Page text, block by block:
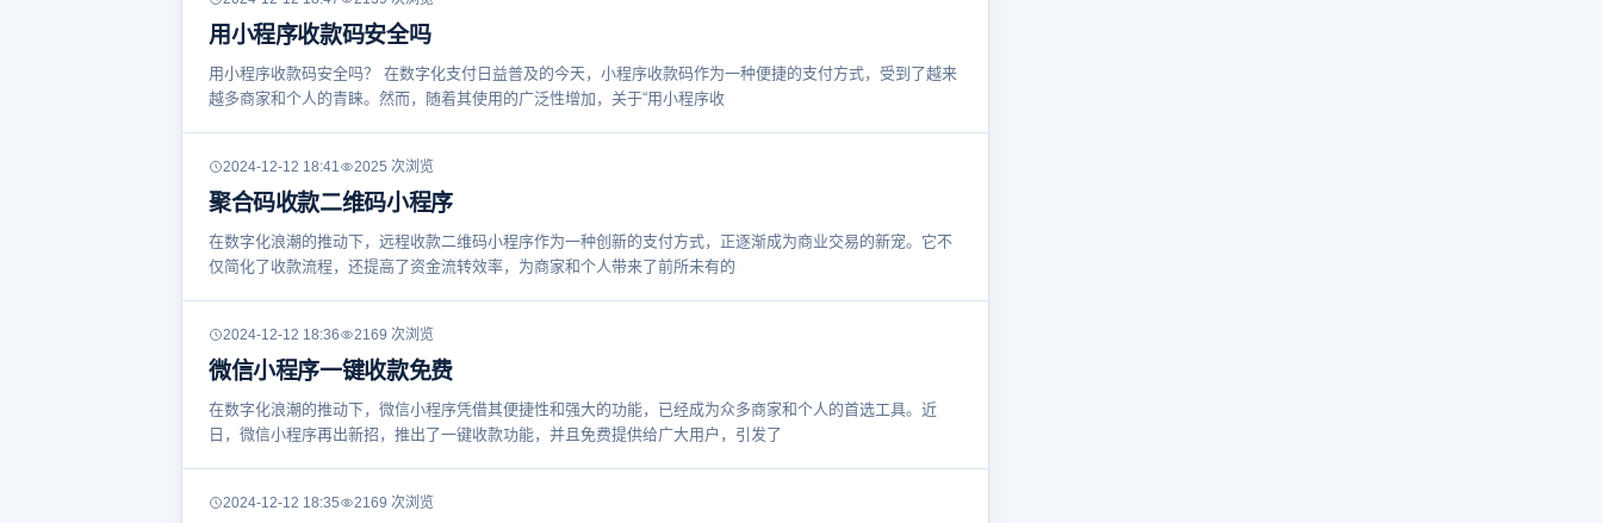
用小程序收款码安全吗
用小程序收款码安全吗？ 在数字化支付日益普及的今天，小程序收款码作为一种便捷的支付方式，受到了越来
越多商家和个人的青睐。然而，随着其使用的广泛性增加，关于“用小程序收
2024-12-12 18:41 2025 次浏览
聚合码收款二维码小程序
在数字化浪潮的推动下，远程收款二维码小程序作为一种创新的支付方式，正逐渐成为商业交易的新宠。它不
仅简化了收款流程，还提高了资金流转效率，为商家和个人带来了前所未有的
2024-12-12 18:36 2169 次浏览
微信小程序一键收款免费
在数字化浪潮的推动下，微信小程序凭借其便捷性和强大的功能，已经成为众多商家和个人的首选工具。近
日，微信小程序再出新招，推出了一键收款功能，并且免费提供给广大用户，引发了
2024-12-12 18:35 2169 次浏览